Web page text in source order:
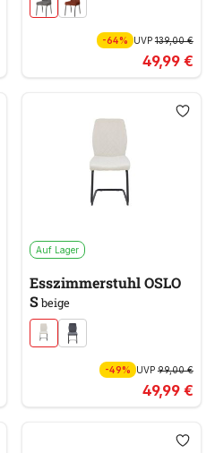
-64% UVP139,00 €
49,99 €
Auf Lager
Esszimmerstuhl OSLO
Sbeige
-49% UVP99,00 €
49,99 €